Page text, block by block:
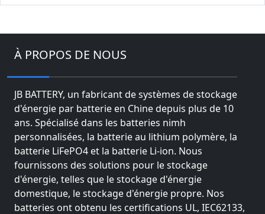
À PROPOS DE NOUS
JB BATTERY, un fabricant de systèmes de stockage
d'énergie par batterie en Chine depuis plus de 10
ans. Spécialisé dans les batteries nimh
personnalisées, la batterie au lithium polymère, la
batterie LiFePO4 et la batterie Li-ion. Nous
fournissons des solutions pour le stockage
d'énergie, telles que le stockage d'énergie
domestique, le stockage d'énergie propre. Nos
batteries ont obtenu les certifications UL, IEC62133,